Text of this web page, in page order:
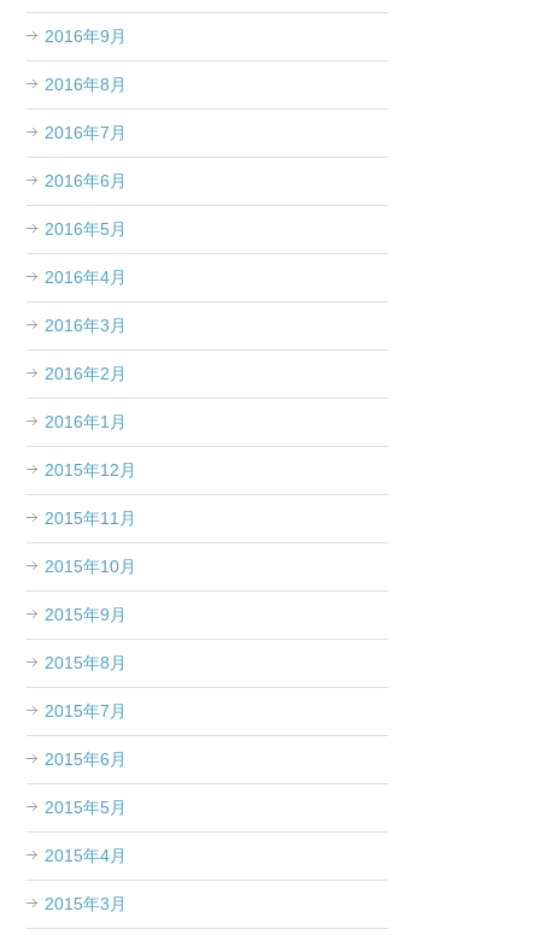
2016年9月
2016年8月
2016年7月
2016年6月
2016年5月
2016年4月
2016年3月
2016年2月
2016年1月
2015年12月
2015年11月
2015年10月
2015年9月
2015年8月
2015年7月
2015年6月
2015年5月
2015年4月
2015年3月